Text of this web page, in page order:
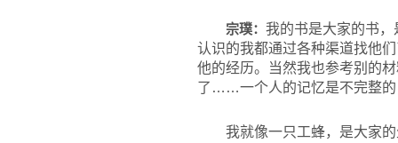
宗璞： 我的书是大家的书
认识的我都通过各种渠道找他
他的经历。当然我也参考别的
了……一个人的记忆是不完整的
我就像一只工蜂，是大家